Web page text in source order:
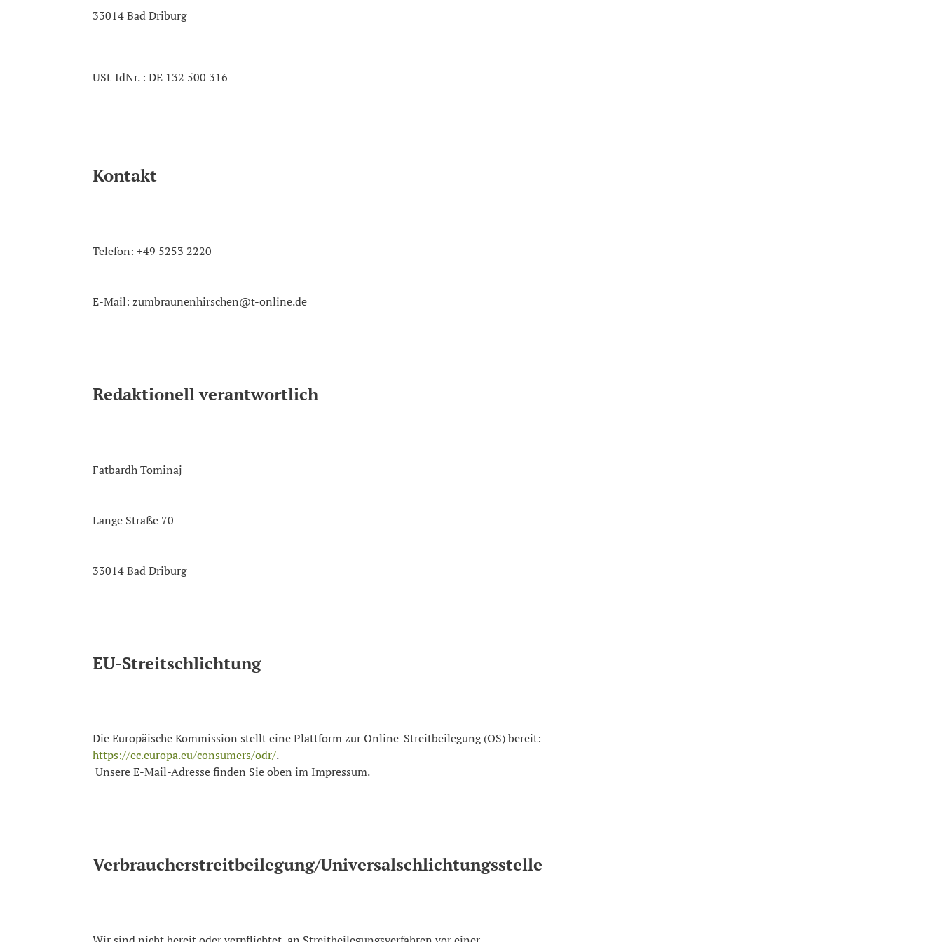
33014 Bad Driburg
USt-IdNr. : DE 132 500 316
Kontakt
Telefon: +49 5253 2220
E-Mail: zumbraunenhirschen@t-online.de
Redaktionell verantwortlich
Fatbardh Tominaj
Lange Straße 70
33014 Bad Driburg
EU-Streitschlichtung
https://ec.europa.eu/consumers/odr/.
Unsere E-Mail-Adresse finden Sie oben im Impressum.
Verbraucher­streit­beilegung/Universal­schlichtungs­stelle